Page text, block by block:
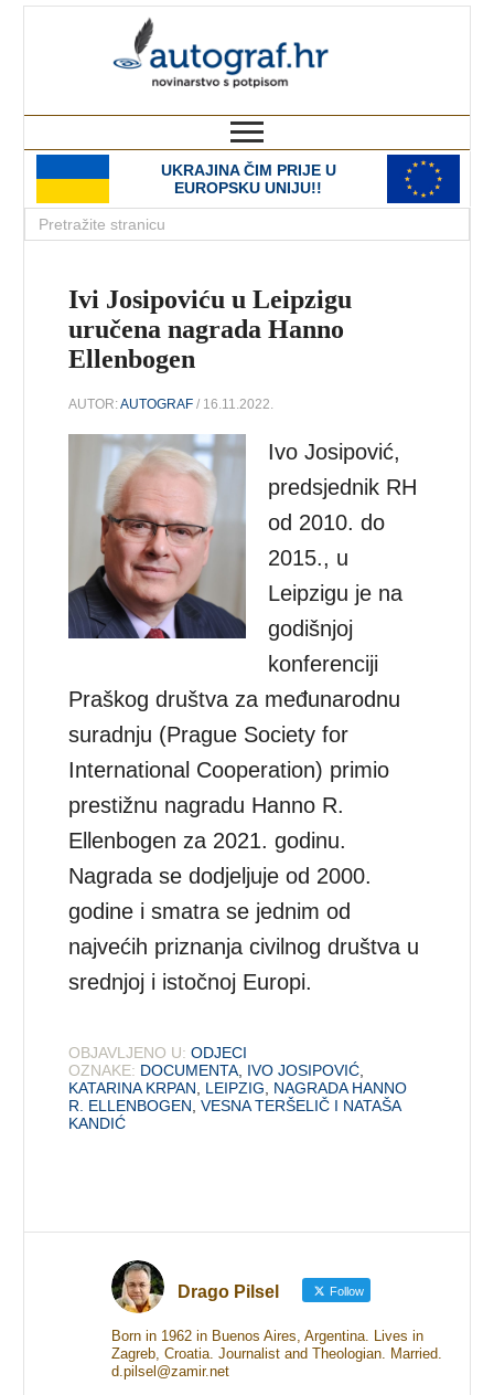
UKRAJINA ČIM PRIJE U
EUROPSKU UNIJU!!
Ivi Josipoviću u Leipzigu
uručena nagrada Hanno
Ellenbogen
AUTOR:AUTOGRAF / 16.11.2022.
Ivo Josipović,
predsjednik RH
od 2010. do
2015., u
Leipzigu je na
godišnjoj
konferenciji
Praškog društva za međunarodnu
suradnju (Prague Society for
International Cooperation) primio
prestižnu nagradu Hanno R.
Ellenbogen za 2021. godinu.
Nagrada se dodjeljuje od 2000.
godine i smatra se jednim od
najvećih priznanja civilnog društva u
srednjoj i istočnoj Europi.
OBJAVLJENO U: ODJECI
OZNAKE: DOCUMENTA IVO JOSIPOVIĆ
KATARINA KRPAN
LEIPZIG
NAGRADA HANNO
R. ELLENBOGEN ,VESNA TERŠELIČ I NATAŠA
KANDIĆ
Drago Pilsel Follow
Born in 1962 in Buenos Aires, Argentina. Lives in
Zagreb, Croatia. Journalist and Theologian. Married.
d.pilsel@zamir.net